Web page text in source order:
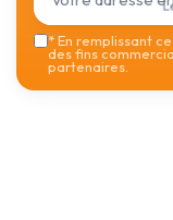
*En remplissant
des fins
partenaires.